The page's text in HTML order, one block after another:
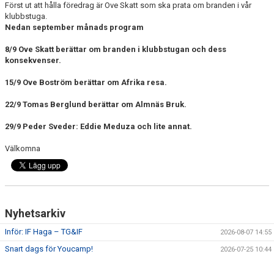
GAMLA GIFFS TORSDAGSTRÄFFAR
MATCHER
CUPER ARBETSBESKRIVNING
PLANSCHEMA
Först ut att hålla föredrag är Ove Skatt som ska prata om branden i vår
klubbstuga.
Nedan september månads program
8/9 Ove Skatt berättar om branden i klubbstugan och dess
konsekvenser.
15/9 Ove Boström berättar om Afrika resa.
22/9 Tomas Berglund berättar om Almnäs Bruk.
29/9 Peder Sveder: Eddie Meduza och lite annat.
Välkomna
Nyhetsarkiv
Inför: IF Haga – TG&IF 2026-08-07 14:55
Snart dags för Youcamp! 2026-07-25 10:44